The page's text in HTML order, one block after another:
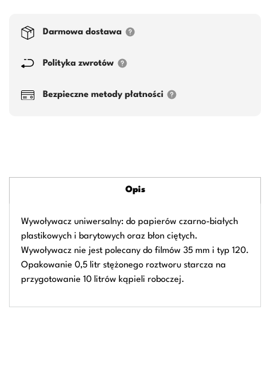
Darmowa dostawa
Polityka zwrotów
Bezpieczne metody płatności
Opis
Wywoływacz uniwersalny: do papierów czarno-białych
plastikowych i barytowych oraz błon ciętych.
Wywoływacz nie jest polecany do filmów 35 mm i typ 120.
Opakowanie 0,5 litr stężonego roztworu starcza na
przygotowanie 10 litrów kąpieli roboczej.